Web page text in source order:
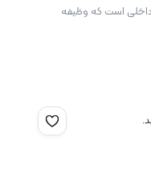
احتراق داخلی است که وظیفه